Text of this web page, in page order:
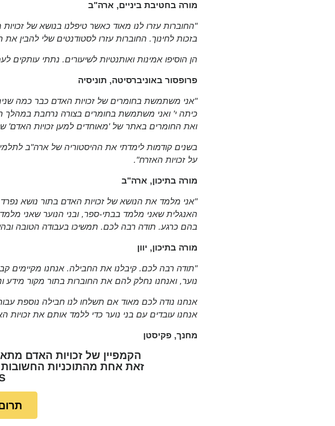
מורה בחטיבת ביניים, ארה"ב
"החוברות עזרו לנו מאוד כאשר טיפלנו בנושא של
בזכות לחינוך. החוברות עזרו לסטודנטים שלי להבין
הן הוסיפו אמינות ואותנטיות לשיעורים. נתתי
פרופסור באוניברסיטה, תוניסיה
"אני משתמשת בחומרים של זכויות האדם כבר כמה
ואת החומרים באתר של 'מאוחדים למען זכויות האדם'
בשנים קודמות לימדתי את ההיסטוריה של ארה"ב
על זכויות האזרח".
מורה בתיכון, ארה"ב
"אני מלמד את הנושא של זכויות האדם בתור נושא
האנגלית שאני מלמד בבתי-ספר, ובני הנוער שאני
בהם כרגע. תודה רבה לכם. תמשיכו בעבודה הטובה
מורה בתיכון, יוון
"תודה רבה לכם. קיבלנו את החבילה. אנחנו מקיימים
נוער, ואנחנו נחלק להם את החוברות בתור מקור מידע
אנחנו נודה לכם מאוד אם תשלחו לנו חבילה נוספת
אנחנו עובדים עם בני נוער כדי ללמד אותם את זכויות
מחנך, פקיסטן
זאת אחת מהתוכניות